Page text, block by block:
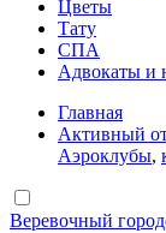
Цветы
Тату
СПА
Адвокаты и
Главная
Активный
Аэроклубы,
Веревочный